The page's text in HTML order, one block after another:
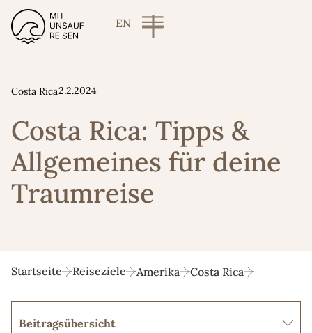
EN
Costa Rica2.2.2024
Costa Rica: Tipps &
Allgemeines für deine
Traumreise
Startseite Reiseziele Amerika Costa Rica
Beitragsübersicht